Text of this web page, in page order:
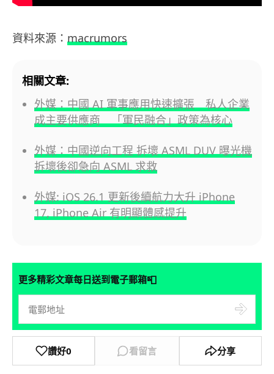
資料來源： macrumors
相關文章:
外媒：中國 AI 軍事應用快速擴張 私人企業
成主要供應商 「軍民融合」政策為核心
外媒：中國逆向工程 拆壞 ASML DUV 曝光機
拆壞後卻急向 ASML 求救
外媒: iOS 26.1 更新後續航力大升 iPhone
17, iPhone Air 有明顯體感提升
更多精彩文章每日送到電子郵箱📮
讚好0 看留言 分享